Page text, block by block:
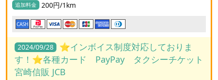
追加料金 200円/1km
CASH
2024/09/28
⭐️インボイス制度対応しておりま
す！⭐️各種カード PayPay タクシーチケット
宮崎信販 JCB